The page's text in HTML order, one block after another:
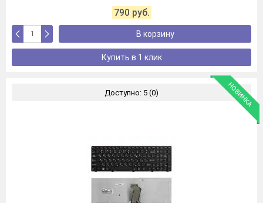
790 руб.
В корзину
Купить в 1 клик
Доступно: 5 (0) НОВИНКА